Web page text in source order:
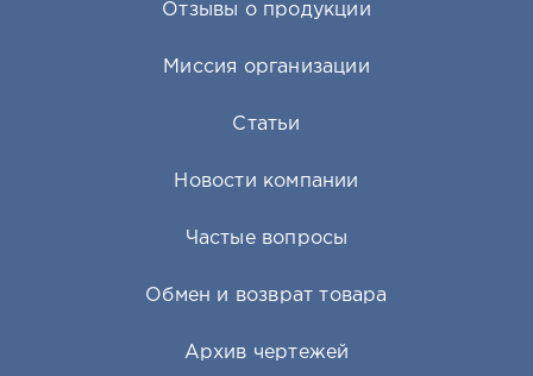
Отзывы о продукции
Миссия организации
Статьи
Новости компании
Частые вопросы
Обмен и возврат товара
Архив чертежей